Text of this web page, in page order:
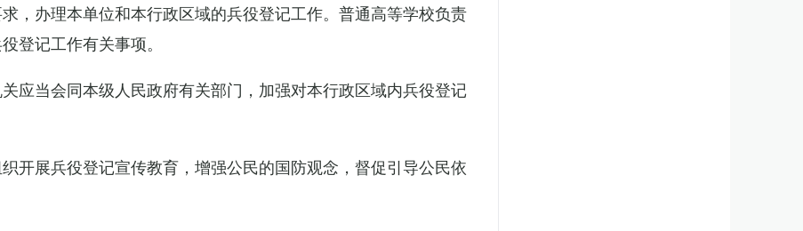
，办理本单位和本行政区域的兵役登记工作。普通高等学校负责
登记工作有关事项。
应当会同本级人民政府有关部门，加强对本行政区域内兵役登记
开展兵役登记宣传教育，增强公民的国防观念，督促引导公民依